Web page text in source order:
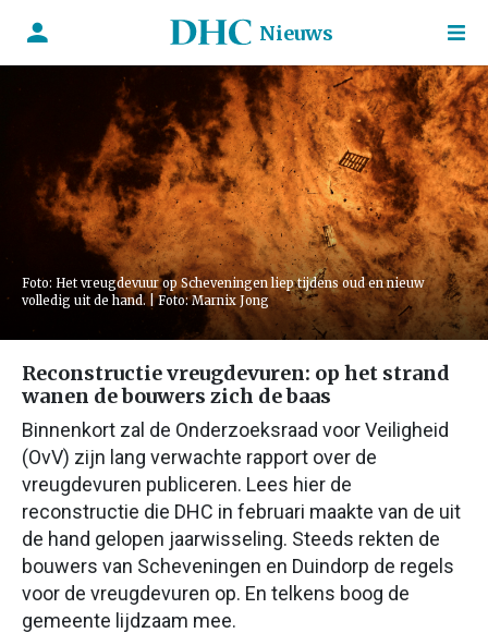
Nieuws
Foto: Het vreugdevuur op Scheveningen liep tijdens oud en nieuw
volledig uit de hand. | Foto: Marnix Jong
Reconstructie vreugdevuren: op het strand
wanen de bouwers zich de baas
Binnenkort zal de Onderzoeksraad voor Veiligheid
(OvV) zijn lang verwachte rapport over de
vreugdevuren publiceren. Lees hier de
reconstructie die DHC in februari maakte van de uit
de hand gelopen jaarwisseling. Steeds rekten de
bouwers van Scheveningen en Duindorp de regels
voor de vreugdevuren op. En telkens boog de
gemeente lijdzaam mee.